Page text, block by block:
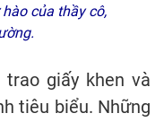
của thầy cô,
giấy khen và
tiêu biểu. Những